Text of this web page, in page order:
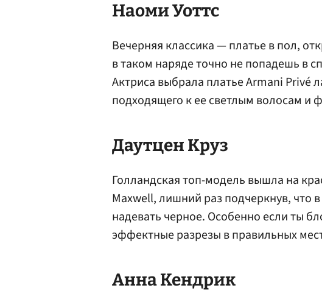
Наоми Уоттс
Вечерняя классика — платье в пол,
в таком наряде точно не попадешь в
Актриса выбрала платье Armani Privé
подходящего к ее светлым волосам и
Даутцен Круз
Голландская топ-модель вышла на
Maxwell, лишний раз подчеркнув, что
надевать черное. Особенно если ты
эффектные разрезы в правильных
Анна Кендрик